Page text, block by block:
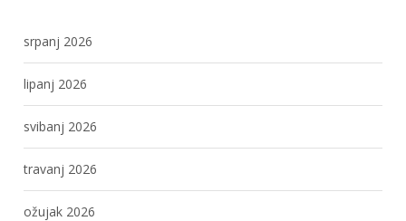
srpanj 2026
lipanj 2026
svibanj 2026
travanj 2026
ožujak 2026